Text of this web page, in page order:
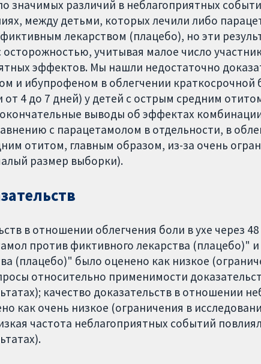
значимых различий в неблагоприятных
между детьми, которых лечили либо
лекарством (плацебо), но эти
осторожностью, учитывая малое число
эффектов. Мы нашли недостаточно
и ибупрофеном в облегчении краткосрочной
от 4 до 7 дней) у детей с острым средним
окончательные выводы об эффектах
с парацетамолом в отдельности, в
отитом, главным образом, из-за очень
размер выборки).
в отношении облегчения боли в ухе через 48
против фиктивного лекарства (плацебо)"
(плацебо)" было оценено как низкое
относительно применимости
качество доказательств в отношении
как очень низкое (ограничения в
частота неблагоприятных событий